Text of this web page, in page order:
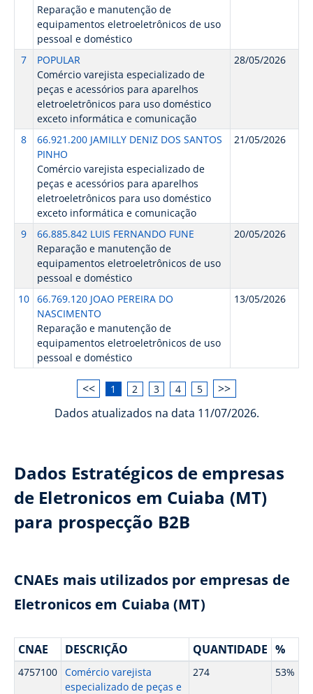
Reparação e manutenção de
equipamentos eletroeletrônicos de uso
pessoal e doméstico
7
POPULAR
Comércio varejista especializado de
peças e acessórios para aparelhos
eletroeletrônicos para uso doméstico
exceto informática e comunicação
28/05/2026
8
66.921.200 JAMILLY DENIZ DOS SANTOS
PINHO
Comércio varejista especializado de
peças e acessórios para aparelhos
eletroeletrônicos para uso doméstico
exceto informática e comunicação
21/05/2026
9
66.885.842 LUIS FERNANDO FUNE
Reparação e manutenção de
equipamentos eletroeletrônicos de uso
pessoal e doméstico
20/05/2026
10 66.769.120 JOAO PEREIRA DO
NASCIMENTO
Reparação e manutenção de
equipamentos eletroeletrônicos de uso
pessoal e doméstico
13/05/2026
<< 1 2 3 4 5
>>
Dados atualizados na data 11/07/2026.
Dados Estratégicos de empresas
de Eletronicos em Cuiaba (MT)
para prospecção B2B
CNAEs mais utilizados por empresas de
Eletronicos em Cuiaba (MT)
CNAE DESCRIÇÃO QUANTIDADE %
4757100 Comércio varejista
especializado de peças e
274 53%